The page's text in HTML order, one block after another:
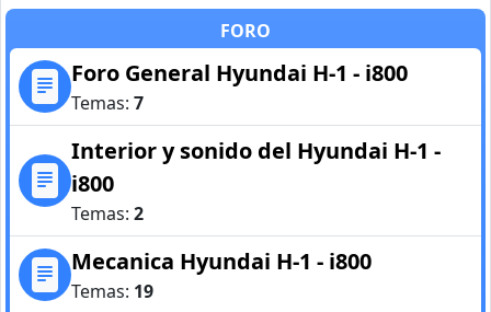
FORO
Foro General Hyundai H-1 - i800
Temas: 7
Interior y sonido del Hyundai H-1 -
i800
Temas: 2
Mecanica Hyundai H-1 - i800
Temas: 19